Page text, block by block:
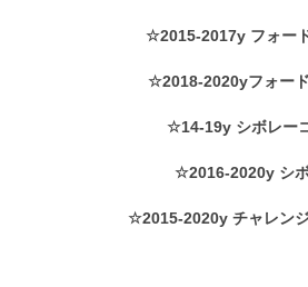
☆2015-2017y フォー
☆2018-2020yフォー
☆14-19y シボレー
☆2016-2020y シ
☆2015-2020y チャレン